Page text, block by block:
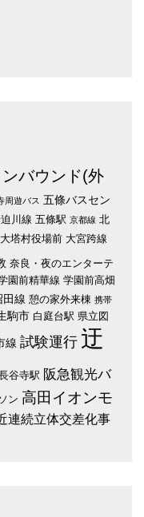
ンバウンド(外
周遊バス 五條バスセン
川線 五條駅 京都線 北
大塔村役場前 大宮跨線
奈良・夜のエンターテ
園前精華線 学園前高畑
田線 憩の家外来棟 携帯
駒市 白庭台駅 県立図
線 試験運行 迂
谷寺駅 阪急観光バ
ン 高田イオンモ
連続立体交差化事